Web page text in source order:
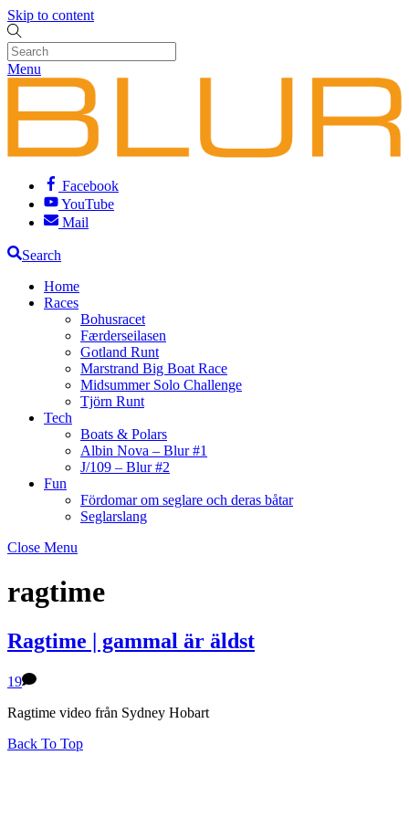
Skip to content
Menu
Facebook
YouTube
Mail
Search
Home
Races
Bohusracet
Færderseilasen
Gotland Runt
Marstrand Big Boat Race
Midsummer Solo Challenge
Tjörn Runt
Tech
Boats & Polars
Albin Nova – Blur #1
J/109 – Blur #2
Fun
Fördomar om seglare och deras båtar
Seglarslang
Close Menu
ragtime
Ragtime | gammal är äldst
19
Ragtime video från Sydney Hobart
Back To Top